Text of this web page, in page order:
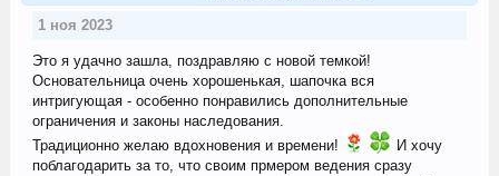
1 ноя 2023
Это я удачно зашла, поздравляю с новой темкой!
Основательница очень хорошенькая, шапочка вся
интригующая - особенно понравились дополнительные
ограничения и законы наследования.
Традиционно желаю вдохновения и времени!
И хочу
поблагодарить за то, что своим прмером ведения сразу